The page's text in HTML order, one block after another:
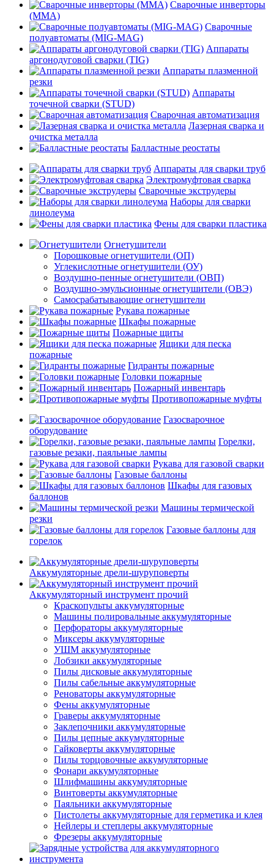
Сварочные инверторы
(MMA)
Сварочные
полуавтоматы (MIG-MAG)
Аппараты
аргонодуговой сварки (TIG)
Аппараты плазменной
резки
Аппараты
точечной сварки (STUD)
Сварочная автоматизация
Лазерная сварка и
очистка металла
Балластные реостаты
Аппараты для сварки труб
Электромуфтовая сварка
Сварочные экструдеры
Наборы для сварки
линолеума
Фены для сварки пластика
Огнетушители
Порошковые огнетушители (ОП)
Углекислотные огнетушители (ОУ)
Воздушно-пенные огнетушители (ОВП)
Воздушно-эмульсионные огнетушители (ОВЭ)
Самосрабатывающие огнетушители
Рукава пожарные
Шкафы пожарные
Пожарные щиты
Ящики для песка
пожарные
Гидранты пожарные
Головки пожарные
Пожарный инвентарь
Противопожарные муфты
Газосварочное
оборудование
Горелки,
газовые резаки, паяльные лампы
Рукава для газовой сварки
Газовые баллоны
Шкафы для газовых
баллонов
Машины термической
резки
Газовые баллоны для
горелок
Аккумуляторные дрели-шуруповерты
Аккумуляторный инструмент прочий
Краскопульты аккумуляторные
Машины полировальные аккумуляторные
Перфораторы аккумуляторные
Миксеры аккумуляторные
УШМ аккумуляторные
Лобзики аккумуляторные
Пилы дисковые аккумуляторные
Пилы сабельные аккумуляторные
Реноваторы аккумуляторные
Фены аккумуляторные
Граверы аккумуляторные
Заклепочники аккумуляторные
Пилы цепные аккумуляторные
Гайковерты аккумуляторные
Пилы торцовочные аккумуляторные
Фонари аккумуляторные
Шлифмашины аккумуляторные
Винтоверты аккумуляторные
Паяльники аккумуляторные
Пистолеты аккумуляторные для герметика и клея
Нейлеры и степлеры аккумуляторные
Фрезеры аккумуляторные